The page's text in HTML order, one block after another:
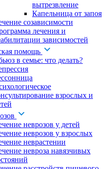
вытрезвление
Капельница от запоя
созависимости
лечения и
зависимостей
помощь
в семье: что делать?
взрослых и
неврозов у детей
неврозов у взрослых
неврастении
невроза навязчивых